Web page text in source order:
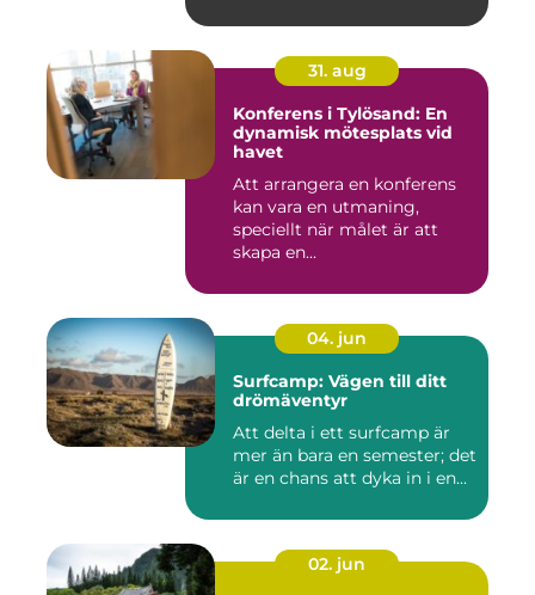
31. aug
Konferens i Tylösand: En
dynamisk mötesplats vid
havet
Att arrangera en konferens
kan vara en utmaning,
speciellt när målet är att
skapa en...
04. jun
Surfcamp: Vägen till ditt
drömäventyr
Att delta i ett surfcamp är
mer än bara en semester; det
är en chans att dyka in i en...
02. jun